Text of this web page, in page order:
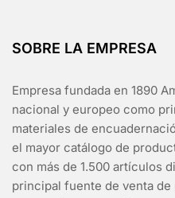
SOBRE LA EMPRESA
Empresa fundada en 1890
nacional y europeo como
materiales de
el mayor catálogo de
con más de 1.500 artículos
principal fuente de venta